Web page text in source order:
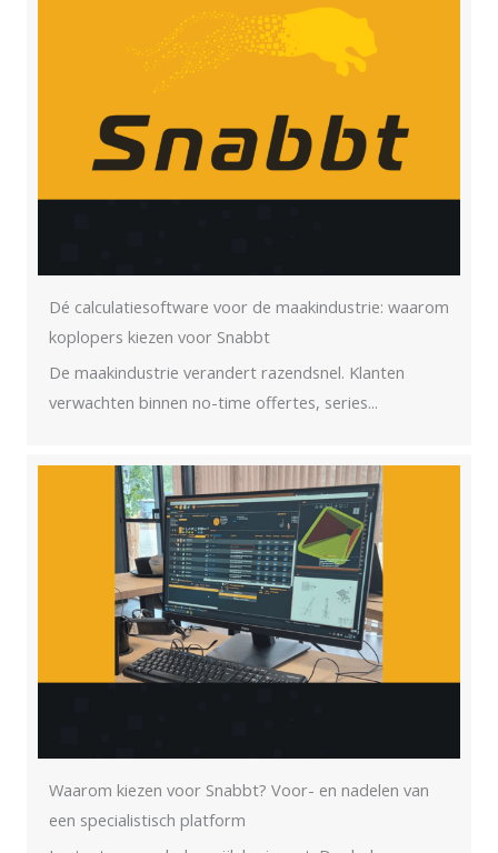
Dé calculatiesoftware voor de maakindustrie: waarom
koplopers kiezen voor Snabbt
De maakindustrie verandert razendsnel. Klanten
verwachten binnen no-time offertes, series...
Waarom kiezen voor Snabbt? Voor- en nadelen van
een specialistisch platform